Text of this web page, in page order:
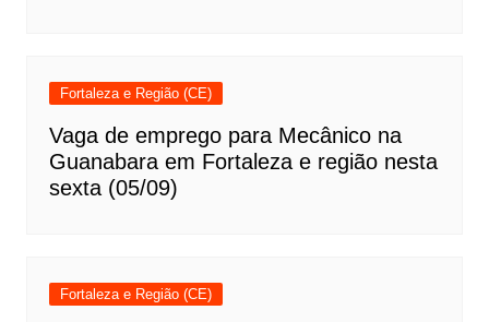
Fortaleza e Região (CE)
Vaga de emprego para Mecânico na
Guanabara em Fortaleza e região nesta
sexta (05/09)
Fortaleza e Região (CE)